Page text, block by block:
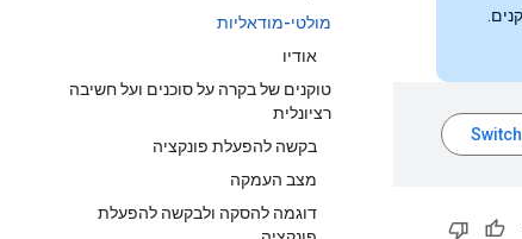
מולטי-מודאליות
אודיו
טוקנים של בקרה על סוכנים ועל חשיבה
רציונלית
בקשה להפעלת פונקציה
מצב העמקה
דוגמה להסקה ולבקשה להפעלת